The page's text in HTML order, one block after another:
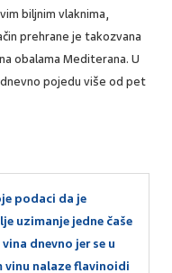
biljnim vlaknima,
prehrane je takozvana
obalama Mediterana. U
pojedu više od pet
podaci da je
uzimanje jedne čaše
dnevno jer se u
vinu nalaze flavinoidi